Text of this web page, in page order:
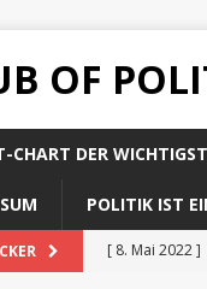
OF
CHART DER
POLITIK IST
[ 8. Mai 2022 ]